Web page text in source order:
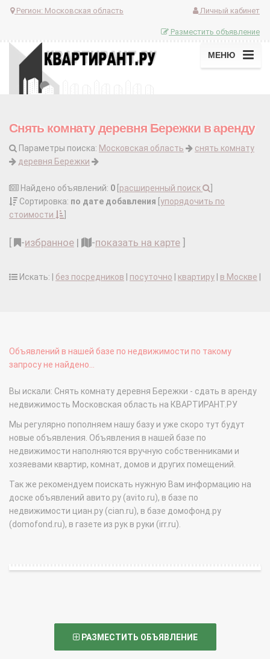
Регион: Московская область Личный кабинет
Разместить объявление
МЕНЮ
Снять комнату деревня Бережки в аренду
Параметры поиска: Московская область
снять комнату
деревня Бережки
Найдено объявлений: 0 расширенный поиск
Сортировка: по дате добавления упорядочить по
стоимости
-избранное | -показать на карте
Искать: | без посредников посуточно квартиру в Москве
Объявлений в нашей базе по недвижимости по такому
запросу не найдено...
Вы искали: Снять комнату деревня Бережки - сдать в аренду
недвижимость Московская область на КВАРТИРАНТ.РУ
Мы регулярно пополняем нашу базу и уже скоро тут будут
новые объявления. Объявления в нашей базе по
недвижимости наполняются вручную собственниками и
хозяевами квартир, комнат, домов и других помещений.
Так же рекомендуем поискать нужную Вам информацию на
доске объявлений авито.ру (avito.ru), в базе по
недвижимости циан.ру (cian.ru), в базе домофонд.ру
(domofond.ru), в газете из рук в руки (irr.ru).
РАЗМЕСТИТЬ ОБЪЯВЛЕНИЕ